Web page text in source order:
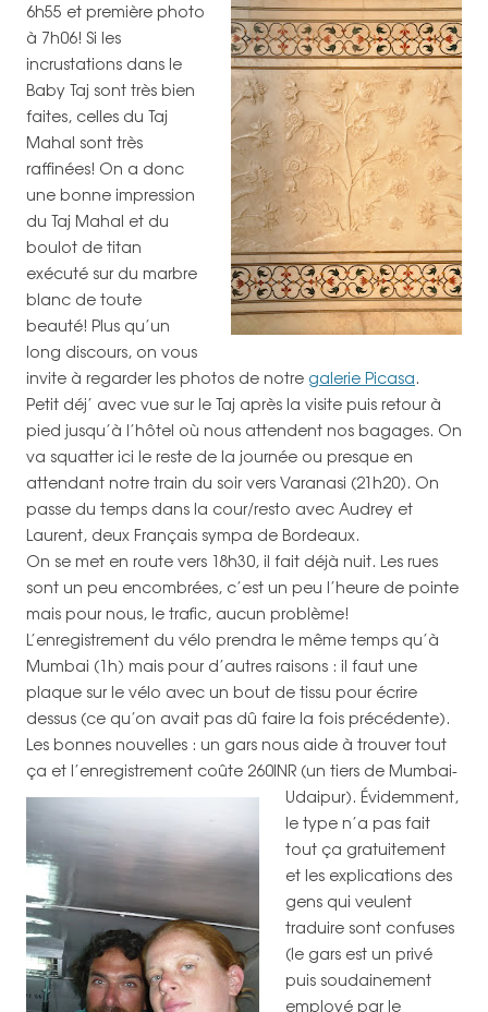
6h55 et première photo
à 7h06! Si les
incrustations dans le
Baby Taj sont très bien
faites, celles du Taj
Mahal sont très
raffinées! On a donc
une bonne impression
du Taj Mahal et du
boulot de titan
exécuté sur du marbre
blanc de toute
beauté! Plus qu’un
long discours, on vous
invite à regarder les photos de notre galerie Picasa.
Petit déj’ avec vue sur le Taj après la visite puis retour à
pied jusqu’à l’hôtel où nous attendent nos bagages. On
va squatter ici le reste de la journée ou presque en
attendant notre train du soir vers Varanasi (21h20). On
passe du temps dans la cour/resto avec Audrey et
Laurent, deux Français sympa de Bordeaux.
On se met en route vers 18h30, il fait déjà nuit. Les rues
sont un peu encombrées, c’est un peu l’heure de pointe
mais pour nous, le trafic, aucun problème!
L’enregistrement du vélo prendra le même temps qu’à
Mumbai (1h) mais pour d’autres raisons : il faut une
plaque sur le vélo avec un bout de tissu pour écrire
dessus (ce qu’on avait pas dû faire la fois précédente).
Les bonnes nouvelles : un gars nous aide à trouver tout
ça et l’enregistrement coûte 260INR (un tiers de Mumbai-
Udaipur). Évidemment,
le type n’a pas fait
tout ça gratuitement
et les explications des
gens qui veulent
traduire sont confuses
(le gars est un privé
puis soudainement
employé par le